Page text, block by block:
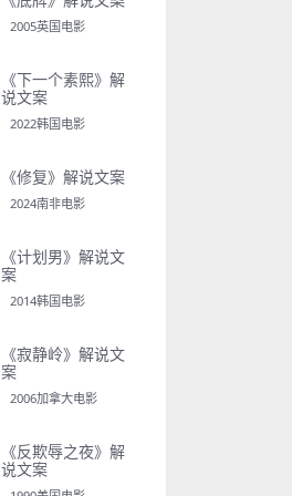
2005英国电影
《下一个素熙》解
说文案
2022韩国电影
《修复》解说文案
2024南非电影
《计划男》解说文
案
2014韩国电影
《寂静岭》解说文
案
2006加拿大电影
《反欺辱之夜》解
说文案